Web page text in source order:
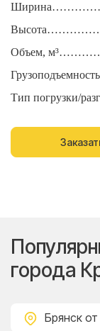
Объем,
Тип погрузки/
города
Брянск